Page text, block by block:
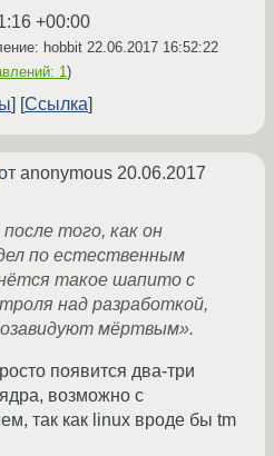
+00:00
hobbit 22.06.2017 16:52:22
1)
Ссылка
anonymous 20.06.2017
того, как он
по естественным
такое шапито с
над разработкой,
мёртвым».
появится два-три
возможно с
так как linux вроде бы tm